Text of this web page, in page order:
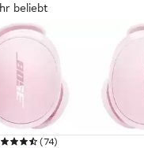
beliebt
Earbuds wireless In-Ear-
Verbindung
Std.
max. Laufzeit
Ohr Sitzart
(74)